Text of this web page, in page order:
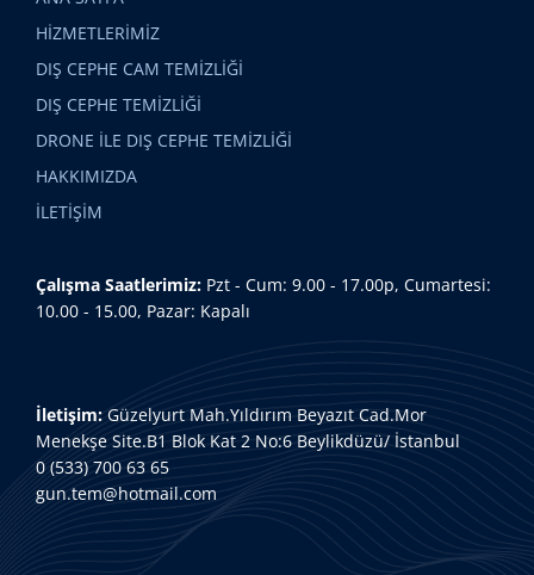
HİZMETLERİMİZ
DIŞ CEPHE CAM TEMİZLİĞİ
DIŞ CEPHE TEMİZLİĞİ
DRONE İLE DIŞ CEPHE TEMİZLİĞİ
HAKKIMIZDA
İLETİŞİM
Çalışma Saatlerimiz: Pzt - Cum: 9.00 - 17.00p, Cumartesi:
10.00 - 15.00, Pazar: Kapalı
İletişim: Güzelyurt Mah.Yıldırım Beyazıt Cad.Mor
Menekşe Site.B1 Blok Kat 2 No:6 Beylikdüzü/ İstanbul
0 (533) 700 63 65
gun.tem@hotmail.com